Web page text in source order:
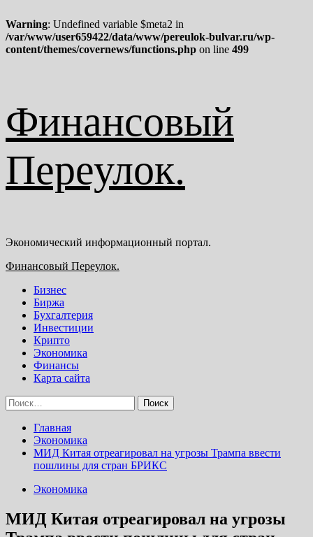
Warning: Undefined variable $meta2 in
/var/www/user659422/data/www/pereulok-bulvar.ru/wp-
content/themes/covernews/functions.php on line 499
к
содержимому
Финансовый
Переулок.
Экономический информационный портал.
Основное
Финансовый Переулок.
Бизнес
Биржа
Бухгалтерия
Инвестиции
Крипто
Экономика
Финансы
Карта сайта
Найти:
Главная
Экономика
МИД Китая отреагировал на угрозы Трампа ввести
пошлины для стран БРИКС
Экономика
МИД Китая отреагировал на угрозы